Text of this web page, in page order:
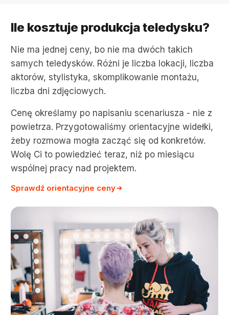
Ile kosztuje produkcja teledysku?
Nie ma jednej ceny, bo nie ma dwóch takich
samych teledysków. Różni je liczba lokacji, liczba
aktorów, stylistyka, skomplikowanie montażu,
liczba dni zdjęciowych.
Cenę określamy po napisaniu scenariusza - nie z
powietrza. Przygotowaliśmy orientacyjne widełki,
żeby rozmowa mogła zacząć się od konkretów.
Wolę Ci to powiedzieć teraz, niż po miesiącu
wspólnej pracy nad projektem.
Sprawdź orientacyjne ceny